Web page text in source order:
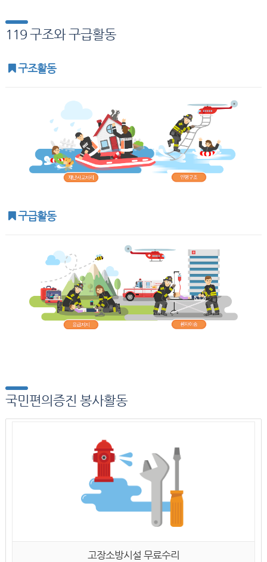
119 구조와 구급활동
구조활동
구급활동
국민편의증진 봉사활동
고장소방시설 무료수리